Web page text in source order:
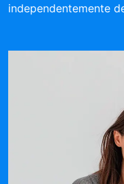
independentemente